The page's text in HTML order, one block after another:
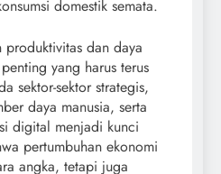
domestik semata.
dan daya
yang harus terus
sektor-sektor strategis,
daya manusia, serta
digital menjadi kunci
pertumbuhan ekonomi
angka, tetapi juga